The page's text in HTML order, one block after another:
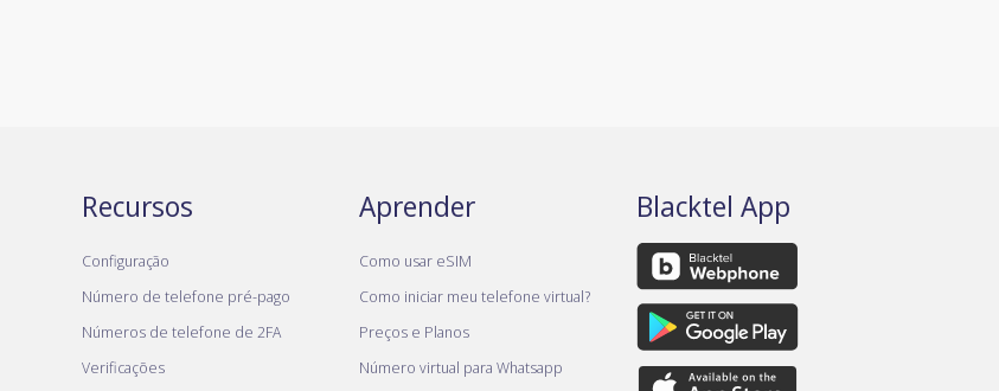
Recursos
Configuração
Número de telefone pré-pago
Números de telefone de 2FA
Verificações
Aprender
Como usar eSIM
Como iniciar meu telefone virtual?
Preços e Planos
Número virtual para Whatsapp
Blacktel App